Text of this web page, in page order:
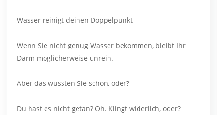
Wasser reinigt deinen Doppelpunkt
Wenn Sie nicht genug Wasser bekommen, bleibt Ihr
Darm möglicherweise unrein.
Aber das wussten Sie schon, oder?
Du hast es nicht getan? Oh. Klingt widerlich, oder?